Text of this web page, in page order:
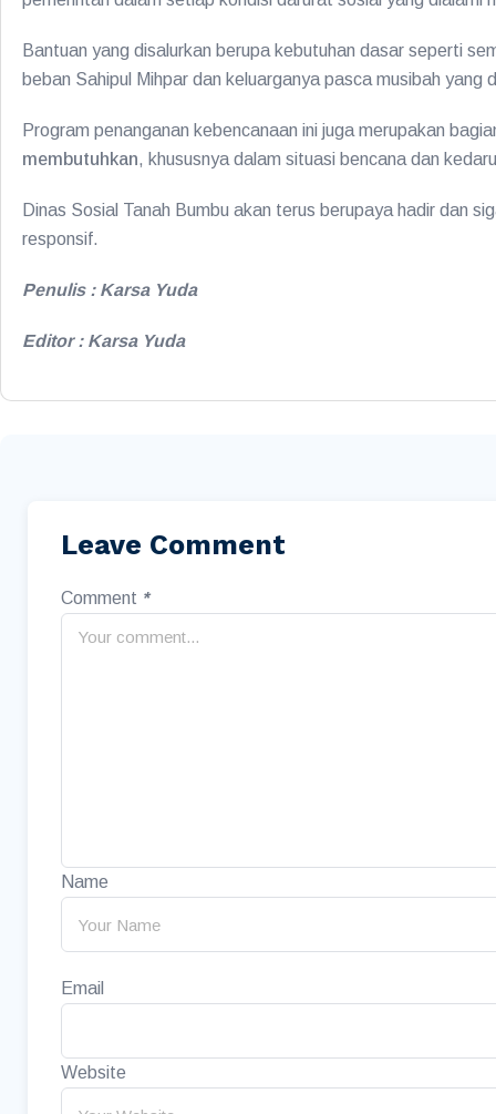
Bantuan yang disalurkan berupa kebutuhan dasar seperti
beban Sahipul Mihpar dan keluarganya pasca musibah yang
Program penanganan kebencanaan ini juga merupakan
membutuhkan, khususnya dalam situasi bencana dan
Dinas Sosial Tanah Bumbu akan terus berupaya hadir dan
responsif.
Penulis : Karsa Yuda
Editor : Karsa Yuda
Leave Comment
Comment *
Name
Email
Website